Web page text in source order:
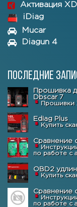
Активация
iDiag
Mucar
Diagun 4
Последние
Прошивка
Dbscar 7
Прошивки
Ediag Plus
Купить
Сравнение
по работе с
OBD2
Купить
Сравнение
по работе с